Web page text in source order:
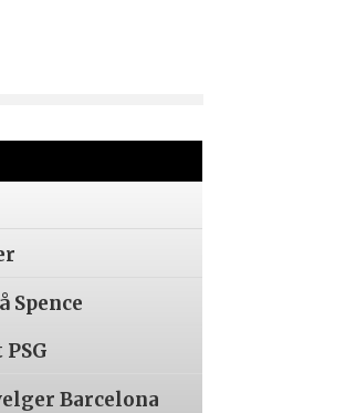
Spence
Barcelona